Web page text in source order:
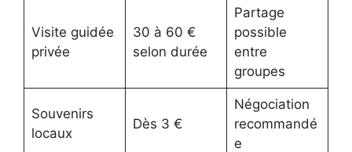
Visite guidée
privée
30 à 60 €
selon durée
Partage
possible
entre
groupes
Souvenirs
locaux
Dès 3 €
Négociation
recommandé
e